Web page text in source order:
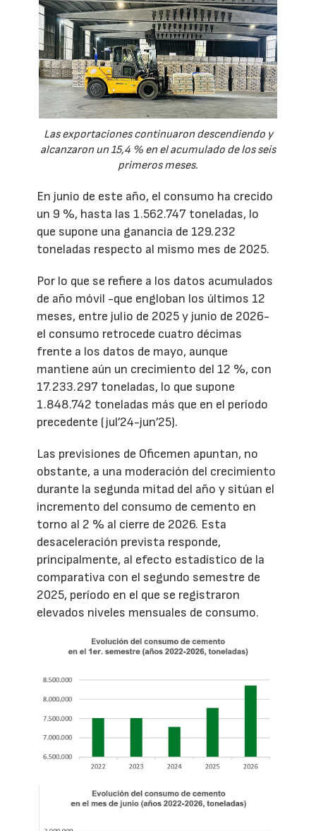
Las exportaciones continuaron descendiendo y
alcanzaron un 15,4 % en el acumulado de los seis
primeros meses.
En junio de este año, el consumo ha crecido
un 9 %, hasta las 1.562.747 toneladas, lo
que supone una ganancia de 129.232
toneladas respecto al mismo mes de 2025.
Por lo que se refiere a los datos acumulados
de año móvil -que engloban los últimos 12
meses, entre julio de 2025 y junio de 2026-
el consumo retrocede cuatro décimas
frente a los datos de mayo, aunque
mantiene aún un crecimiento del 12 %, con
17.233.297 toneladas, lo que supone
1.848.742 toneladas más que en el período
precedente (jul’24-jun’25).
Las previsiones de Oficemen apuntan, no
obstante, a una moderación del crecimiento
durante la segunda mitad del año y sitúan el
incremento del consumo de cemento en
torno al 2 % al cierre de 2026. Esta
desaceleración prevista responde,
principalmente, al efecto estadístico de la
comparativa con el segundo semestre de
2025, período en el que se registraron
elevados niveles mensuales de consumo.